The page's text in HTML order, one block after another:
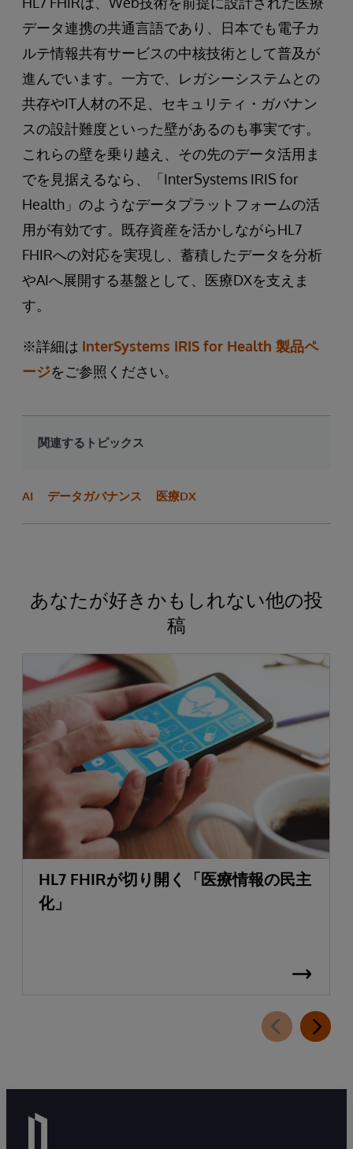
データ連携の共通言語であり、日本でも電子カ
ルテ情報共有サービスの中核技術として普及が
進んでいます。一方で、レガシーシステムとの
共存やIT人材の不足、セキュリティ・ガバナン
スの設計難度といった壁があるのも事実です。
これらの壁を乗り越え、その先のデータ活用ま
でを見据えるなら、「InterSystems IRIS for
Health」のようなデータプラットフォームの活
用が有効です。既存資産を活かしながらHL7
FHIRへの対応を実現し、蓄積したデータを分析
やAIへ展開する基盤として、医療DXを支えま
す。
※詳細は InterSystems IRIS for Health 製品ペ
ージをご参照ください。
関連するトピックス
AI データガバナンス 医療DX
あなたが好きかもしれない他の投
稿
HL7 FHIRが切り開く「医療情報の民主
化」